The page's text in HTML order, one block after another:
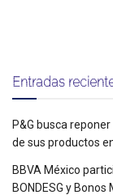
Entradas
P&G busca
de sus productos
BBVA México
BONDESG y Bonos